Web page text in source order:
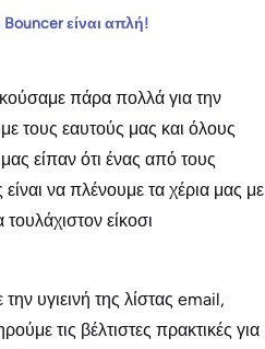
Bouncer είναι απλή!
πάρα πολλά για την
τους εαυτούς μας και όλους
είπαν ότι ένας από τους
να πλένουμε τα χέρια μας με
είκοσι
υγιεινή της λίστας email,
τις βέλτιστες πρακτικές για